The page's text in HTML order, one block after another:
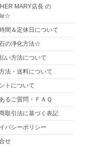
MARY店長 の
間＆定休日について
の浄化方法☆
い方法について
法・送料について
トについて
るご質問・ＦＡＱ
取引法に基づく表記
バシーポリシー
せ